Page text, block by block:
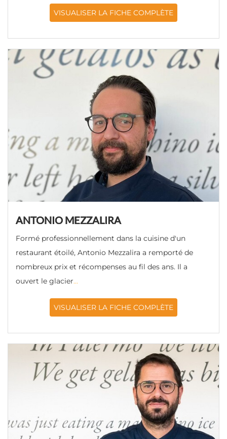
VISUALISER LA FICHE COMPLÈTE
ANTONIO MEZZALIRA
Formé professionnellement dans la cuisine d'un
restaurant étoilé, Antonio Mezzalira a remporté de
nombreux prix et récompenses au fil des ans. Il a
ouvert le glacier...
VISUALISER LA FICHE COMPLÈTE